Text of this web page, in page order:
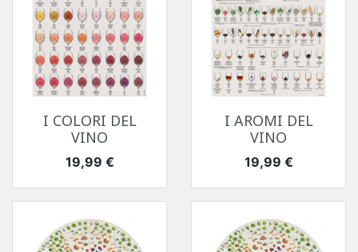
I COLORI DEL
VINO
Prezzo
19,99 €
I AROMI DEL
VINO
Prezzo
19,99 €